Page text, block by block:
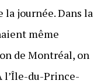
la journée. Dans la
même
de Montréal, on
l’Île-du-Prince-